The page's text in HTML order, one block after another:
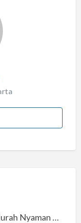
Kosan Wanita Murah Nyaman di Jakarta Selatan